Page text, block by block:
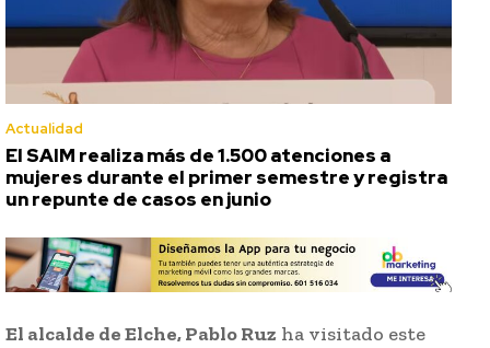
Actualidad
El SAIM realiza más de 1.500 atenciones a
mujeres durante el primer semestre y registra
un repunte de casos en junio
El alcalde de Elche, Pablo Ruz ha visitado este